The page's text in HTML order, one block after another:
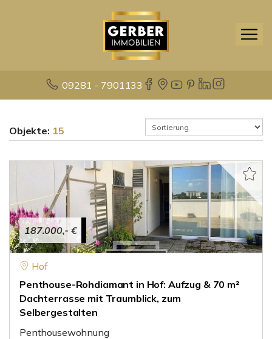
09281 - 7901133
Objekte: 15
187.000,- €
Hof
Penthouse-Rohdiamant in Hof: Aufzug & 70 m²
Dachterrasse mit Traumblick, zum
Selbergestalten
Penthousewohnung